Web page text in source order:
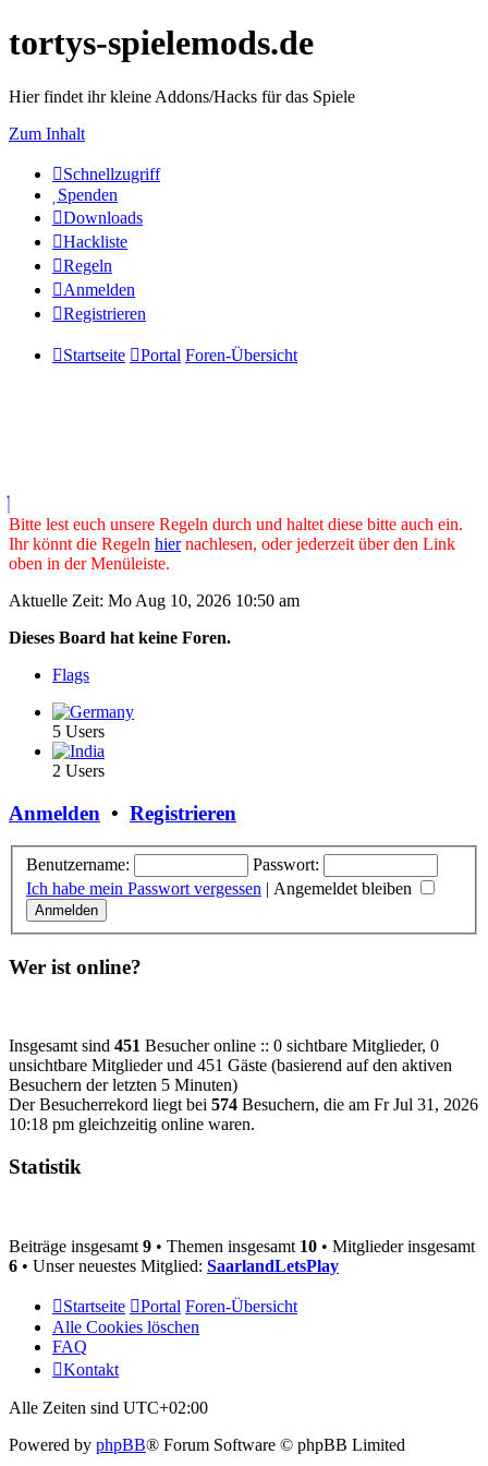
tortys-spielemods.de
Hier findet ihr kleine Addons/Hacks für das Spiele
Zum Inhalt
Schnellzugriff
Spenden
Downloads
Hackliste
Regeln
Anmelden
Registrieren
Startseite Portal Foren-Übersicht
Bitte lest euch unsere Regeln durch und haltet diese bitte auch ein.
Ihr könnt die Regeln hiernachlesen, oder jederzeit über den Link
oben in der Menüleiste.
Aktuelle Zeit: Mo Aug 10, 2026 10:50 am
Dieses Board hat keine Foren.
Flags
5 Users
2 Users
Anmelden • Registrieren
Benutzername:
Passwort:
Ich habe mein Passwort vergessen | Angemeldet bleiben
Wer ist online?
Insgesamt sind 451 Besucher online :: 0 sichtbare Mitglieder, 0
unsichtbare Mitglieder und 451 Gäste (basierend auf den aktiven
Besuchern der letzten 5 Minuten)
Der Besucherrekord liegt bei 574 Besuchern, die am Fr Jul 31, 2026
10:18 pm gleichzeitig online waren.
Statistik
Beiträge insgesamt 9 • Themen insgesamt 10 • Mitglieder insgesamt
6 • Unser neuestes Mitglied: SaarlandLetsPlay
Startseite Portal Foren-Übersicht
Alle Cookies löschen
FAQ
Kontakt
Alle Zeiten sind UTC+02:00
Powered by phpBB® Forum Software © phpBB Limited